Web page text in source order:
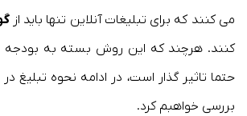
می کنند که برای تبلیغات آنلاین تنها باید از
کنند. هرچند که این روش بسته به بودجه
حتما تاثیر گذار است، در ادامه نحوه تبلیغ
بررسی خواهبم کرد.